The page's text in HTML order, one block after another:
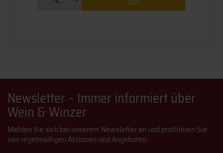
Newsletter – Immer informiert über
Wein & Winzer
Melden Sie sich bei unserem Newsletter an und profitieren Sie
von regelmäßigen Aktionen und Angeboten.